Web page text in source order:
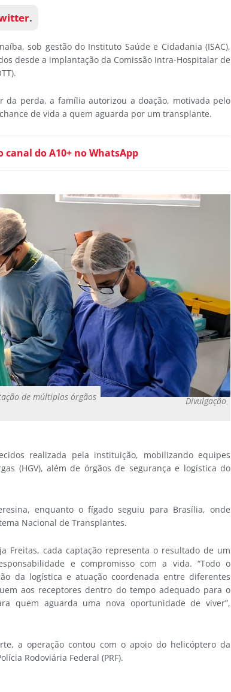
.
sob gestão do Instituto Saúde e Cidadania (ISAC),
desde a implantação da Comissão Intra-Hospitalar de
perda, a família autorizou a doação, motivada pelo
de vida a quem aguarda por um transplante.
canal do A10+ no WhatsApp
de múltiplos órgãos Divulgação
realizada pela instituição, mobilizando equipes
(HGV), além de órgãos de segurança e logística do
enquanto o fígado seguiu para Brasília, onde
Nacional de Transplantes.
Freitas, cada captação representa o resultado de um
e compromisso com a vida. “Todo o
da logística e atuação coordenada entre diferentes
aos receptores dentro do tempo adequado para o
quem aguarda uma nova oportunidade de viver”,
a operação contou com o apoio do helicóptero da
Rodoviária Federal (PRF).